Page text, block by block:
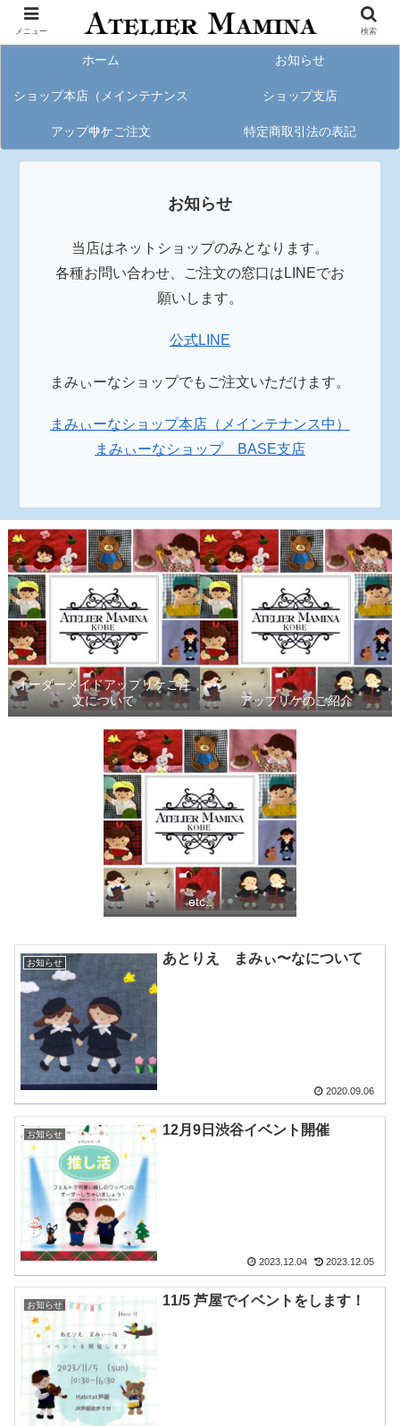
ホーム お知らせ
ショップ本店（メインテナンス
中）
ショップ支店
アップリケご注文 特定商取引法の表記
お知らせ
当店はネットショップのみとなります。
各種お問い合わせ、ご注文の窓口はLINEでお
願いします。
公式LINE
まみぃーなショップでもご注文いただけます。
まみぃーなショップ本店（メインテナンス中）
まみぃーなショップ BASE支店
オーダーメイドアップリケご注
文について
アップリケのご紹介
etc..
お知らせ あとりえ まみぃ〜なについて
2020.09.06
お知らせ 12月9日渋谷イベント開催
2023.12.04 2023.12.05
お知らせ 11/5 芦屋でイベントをします！
メニュー 検索